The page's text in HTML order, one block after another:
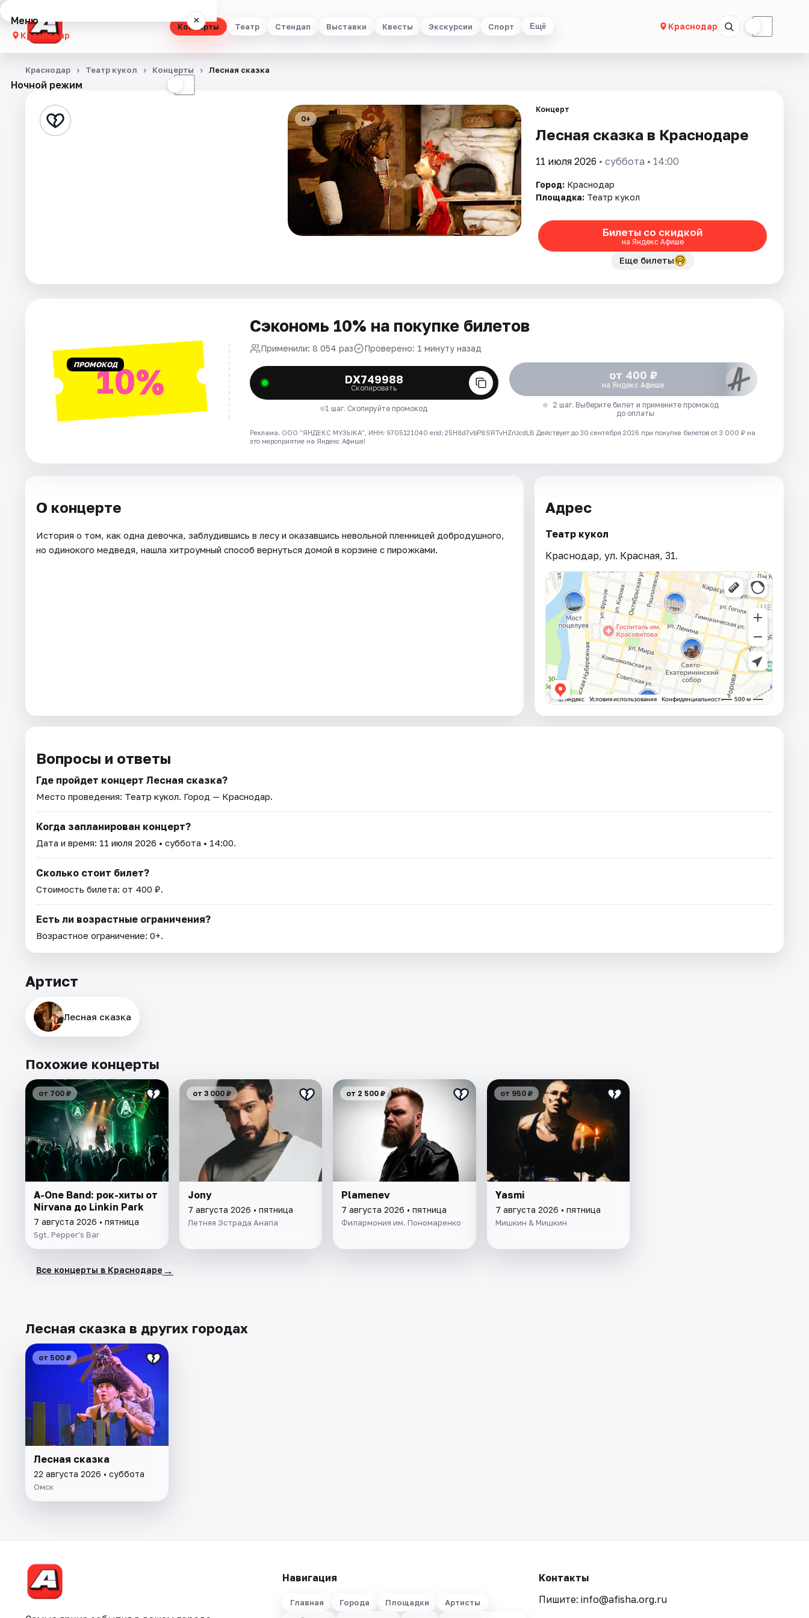
Концерты Театр Стендап Выставки Квесты Экскурсии Спорт Ещё Краснодар ☾
Меню ×
Краснодар
Концерты
Стендап
Артисты
Ночной режим ☾
Краснодар Театр кукол Концерты Лесная сказка
0+
Концерт
Лесная сказка в Краснодаре
11 июля 2026 • суббота • 14:00
Город: Краснодар
Площадка: Театр кукол
Билеты со скидкой
на Яндекс Афише
Еще билеты
ПРОМОКОД10%
Сэкономь 10% на покупке билетов
Применили: 8 054 раз Проверено: 1 минуту назад
DX749988
Скопировать
1 шаг. Скопируйте промокод
от 400 ₽
на Яндекс Афише
2 шаг. Выберите билет и примените промокод
до оплаты
Реклама. ООО "ЯНДЕКС МУЗЫКА", ИНН: 9705121040 erid: 25H8d7vbP8SRTvHZrUcdLB Действует до 30 сентября 2026 при покупке билетов от 3 000 ₽ на
это мероприятие на Яндекс Афише!
О концерте
История о том, как одна девочка, заблудившись в лесу и оказавшись невольной пленницей добродушного,
но одинокого медведя, нашла хитроумный способ вернуться домой в корзине с пирожками.
Адрес
Театр кукол
Краснодар, ул. Красная, 31.
Вопросы и ответы
Где пройдет концерт Лесная сказка?
Место проведения: Театр кукол. Город — Краснодар.
Когда запланирован концерт?
Дата и время: 11 июля 2026 • суббота • 14:00.
Сколько стоит билет?
Стоимость билета: от 400 ₽.
Есть ли возрастные ограничения?
Возрастное ограничение: 0+.
Артист
Лесная сказка
Похожие концерты
от 700 ₽
A-One Band: рок-хиты от
Nirvana до Linkin Park
7 августа 2026 • пятница
Sgt. Pepper’s Bar
от 3 000 ₽
Jony
7 августа 2026 • пятница
Летняя Эстрада Анапа
от 2 500 ₽
Plamenev
7 августа 2026 • пятница
Филармония им. Пономаренко
от 950 ₽
Yasmi
7 августа 2026 • пятница
Мишкин & Мишкин
Все концерты в Краснодаре →
Лесная сказка в других городах
от 500 ₽
Лесная сказка
22 августа 2026 • суббота
Омск
Навигация
Главная Города Площадки
Артисты
Контакты
Пишите: info@afisha.org.ru